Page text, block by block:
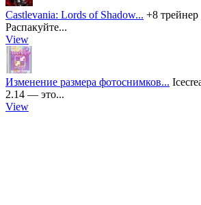
Castlevania: Lords of Shadow... +8 трейнер
Распакуйте...
View
Изменение размера фотоснимков...
2.14 — это...
View